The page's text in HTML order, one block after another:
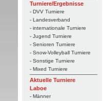
Turniere/Ergebnisse
- DVV Turniere
- Landesverband
- internationale Turniere
- Jugend Turniere
- Senioren Turniere
- Snow-Volleyball Turniere
- Sonstige Turniere
- Mixed Turniere
Aktuelle Turniere
Laboe
- Männer